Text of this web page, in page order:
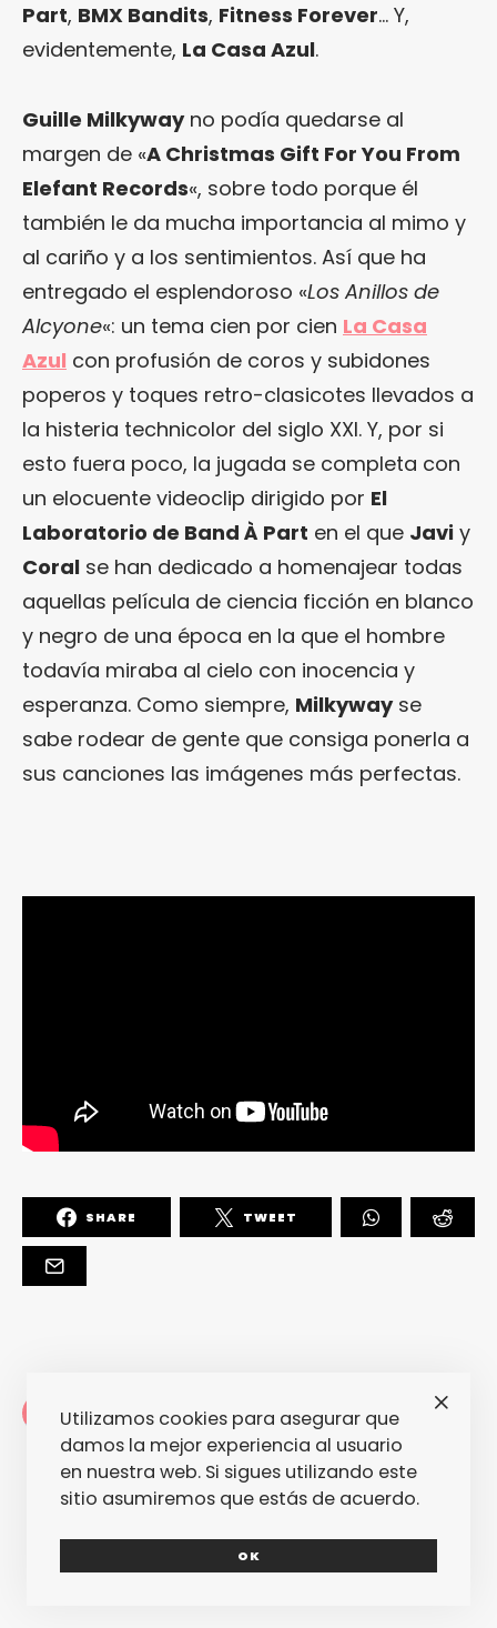
Part, BMX Bandits, Fitness Forever… Y,
evidentemente, La Casa Azul.
Guille Milkywayno podía quedarse al
margen de «A Christmas Gift For You From
Elefant Records«, sobre todo porque él
también le da mucha importancia al mimo y
al cariño y a los sentimientos. Así que ha
entregado el esplendoroso «Los Anillos de
Alcyone«: un tema cien por cien La Casa
Azul con profusión de coros y subidones
poperos y toques retro-clasicotes llevados a
la histeria technicolor del siglo XXI. Y, por si
esto fuera poco, la jugada se completa con
un elocuente videoclip dirigido por El
Laboratorio de Band À Part en el que Javi y
Coral se han dedicado a homenajear todas
aquellas película de ciencia ficción en blanco
y negro de una época en la que el hombre
todavía miraba al cielo con inocencia y
esperanza. Como siempre, Milkywayse
sabe rodear de gente que consiga ponerla a
sus canciones las imágenes más perfectas.
SHARE TWEET
La redacción de fantasticmag.es al
completo... Cualquiera de nosotros
puede haber escrito este post, pero
hecho con mucho amor.
Utilizamos cookies para asegurar que
damos la mejor experiencia al usuario
en nuestra web. Si sigues utilizando este
sitio asumiremos que estás de acuerdo.
OK